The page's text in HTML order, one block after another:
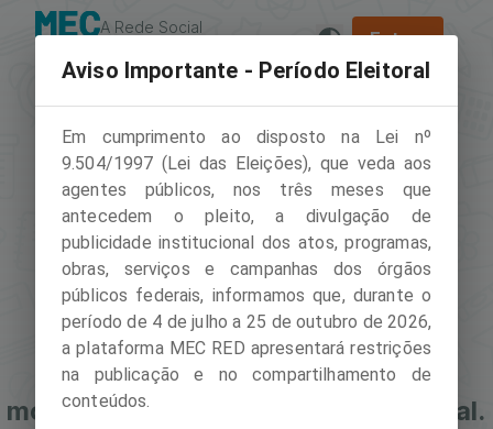
A Rede Social
Entrar
Este recurso está indisponível no
momento devido ao período eleitoral.
Aviso Importante - Período Eleitoral
Em cumprimento ao disposto na Lei nº
9.504/1997 (Lei das Eleições), que veda aos
agentes públicos, nos três meses que
antecedem o pleito, a divulgação de
publicidade institucional dos atos, programas,
obras, serviços e campanhas dos órgãos
públicos federais, informamos que, durante o
período de 4 de julho a 25 de outubro de 2026,
a plataforma MEC RED apresentará restrições
na publicação e no compartilhamento de
conteúdos.